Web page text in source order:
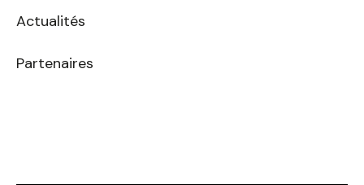
Actualités
Partenaires